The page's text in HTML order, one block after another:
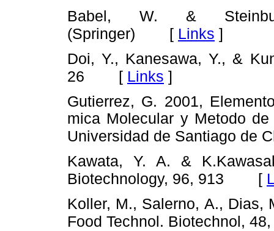
Babel, W. &
(Springer) [ Links ]
Doi, Y., Kanesawa, Y., &
26 [ Links ]
Gutierrez, G. 2001,
mica Molecular y Metodo
Universidad de Santiago de
Kawata, Y. A. &
Biotechnology, 96, 913 [
Koller, M., Salerno, A., Dias,
Food Technol. Biotechnol,